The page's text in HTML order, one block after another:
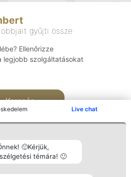
Live chat
🙂Kérjük,
témára! 🙂
gyűjti össze
Ellenőrizze
legjobb szolgáltatásokat
Keresés
Népszavazás Elérhetőség